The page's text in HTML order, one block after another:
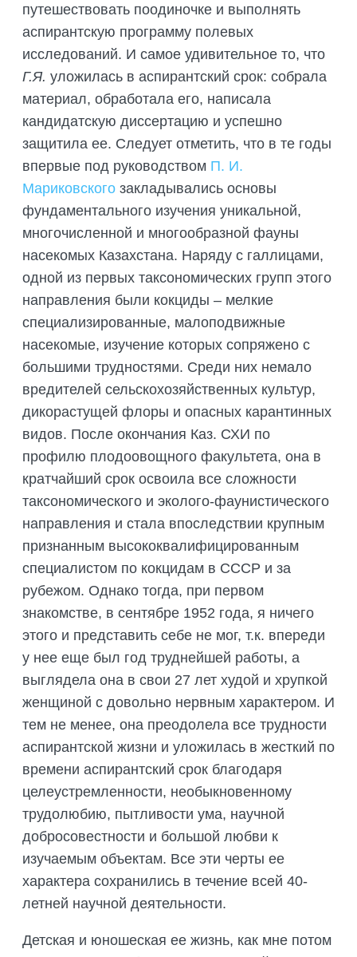
путешествовать поодиночке и выполнять
аспирантскую программу полевых
исследований. И самое удивительное то, что
Г.Я. уложилась в аспирантский срок: собрала
материал, обработала его, написала
кандидатскую диссертацию и успешно
защитила ее. Следует отметить, что в те годы
впервые под руководством П. И.
Мариковского закладывались основы
фундаментального изучения уникальной,
многочисленной и многообразной фауны
насекомых Казахстана. Наряду с галлицами,
одной из первых таксономических групп этого
направления были кокциды – мелкие
специализированные, малоподвижные
насекомые, изучение которых сопряжено с
большими трудностями. Среди них немало
вредителей сельскохозяйственных культур,
дикорастущей флоры и опасных карантинных
видов. После окончания Каз. СХИ по
профилю плодоовощного факультета, она в
кратчайший срок освоила все сложности
таксономического и эколого-фаунистического
направления и стала впоследствии крупным
признанным высококвалифицированным
специалистом по кокцидам в СССР и за
рубежом. Однако тогда, при первом
знакомстве, в сентябре 1952 года, я ничего
этого и представить себе не мог, т.к. впереди
у нее еще был год труднейшей работы, а
выглядела она в свои 27 лет худой и хрупкой
женщиной с довольно нервным характером. И
тем не менее, она преодолела все трудности
аспирантской жизни и уложилась в жесткий по
времени аспирантский срок благодаря
целеустремленности, необыкновенному
трудолюбию, пытливости ума, научной
добросовестности и большой любви к
изучаемым объектам. Все эти черты ее
характера сохранились в течение всей 40-
летней научной деятельности.
Детская и юношеская ее жизнь, как мне потом